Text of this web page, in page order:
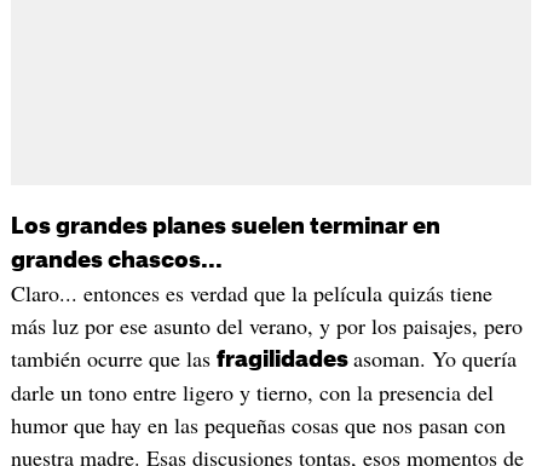
Los grandes planes suelen terminar en
grandes chascos...
Claro... entonces es verdad que la película quizás tiene
más luz por ese asunto del verano, y por los paisajes, pero
también ocurre que las fragilidades asoman. Yo quería
darle un tono entre ligero y tierno, con la presencia del
humor que hay en las pequeñas cosas que nos pasan con
nuestra madre. Esas discusiones tontas, esos momentos de